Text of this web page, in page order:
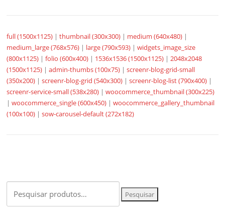
full (1500x1125) |thumbnail (300x300) | medium (640x480) |
medium_large (768x576) | large (790x593) |widgets_image_size
(800x1125) |folio (600x400) | 1536x1536 (1500x1125) |2048x2048
(1500x1125) |admin-thumbs (100x75) |screenr-blog-grid-small
(350x200) |screenr-blog-grid (540x300) |screenr-blog-list (790x400) |
screenr-service-small (538x280) |woocommerce_thumbnail (300x225)
|woocommerce_single (600x450) |woocommerce_gallery_thumbnail
(100x100) |sow-carousel-default (272x182)
por:
Pesquisar